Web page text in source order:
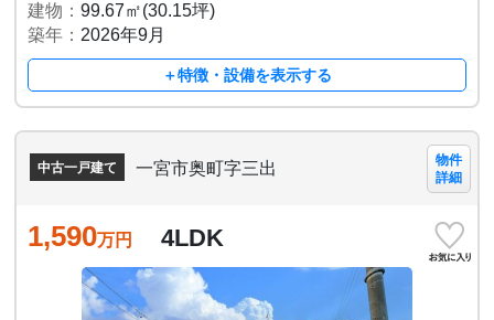
建物：99.67㎡(30.15坪)
築年： 2026年9月
＋特徴・設備を表示する
中古一戸建て 一宮市奥町字三出
物件
詳細
1,590万円 4LDK